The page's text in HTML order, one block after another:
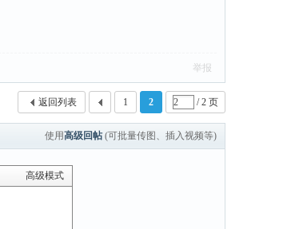
举报
1 2 / 2 页
返回列表
使用高级回帖 (可批量传图、插入视频等)
高级模式